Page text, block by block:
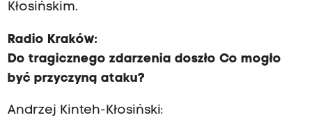
Kłosińskim.
Radio Kraków:
Do tragicznego zdarzenia doszło Co mogło
być przyczyną ataku?
Andrzej Kinteh-Kłosiński: